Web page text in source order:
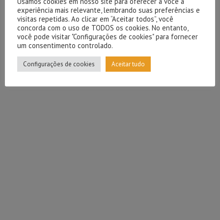
experiência mais relevante, lembrando suas preferências e
visitas repetidas. Ao clicar em “Aceitar todos”, você
concorda com o uso de TODOS os cookies. No entanto,
você pode visitar "Configurações de cookies" para fornecer
um consentimento controlado.
Configurações de cookies Aceitar tudo